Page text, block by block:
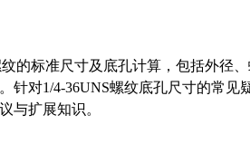
的标准尺寸及底孔计算，包括外径
针对1/4-36UNS螺纹底孔尺寸的常见
与扩展知识。